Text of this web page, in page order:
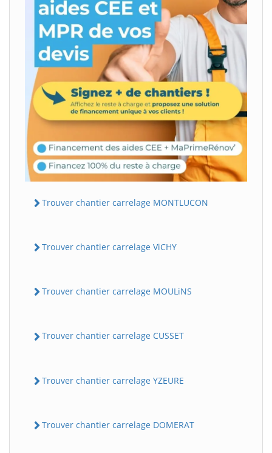
Trouver chantier carrelage MONTLUCON
Trouver chantier carrelage ViCHY
Trouver chantier carrelage MOULiNS
Trouver chantier carrelage CUSSET
Trouver chantier carrelage YZEURE
Trouver chantier carrelage DOMERAT